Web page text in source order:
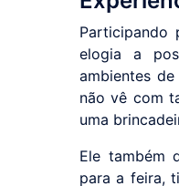
Participando
elogia a
ambientes
não vê com
uma
Ele também
para a feira,